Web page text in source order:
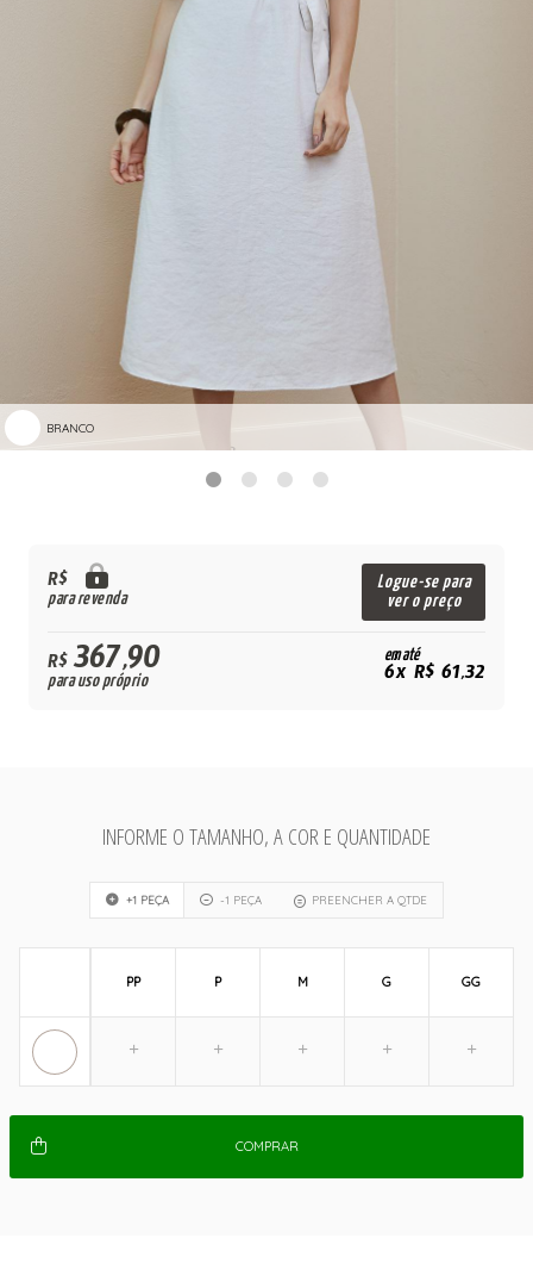
BRANCO
R$
para revenda
Logue-se para
ver o preço
R$367,90
para uso próprio
em até
6x R$ 61,32
INFORME O TAMANHO, A COR E QUANTIDADE
+1 PEÇA -1 PEÇA PREENCHER A QTDE
PP P M G GG
COMPRAR